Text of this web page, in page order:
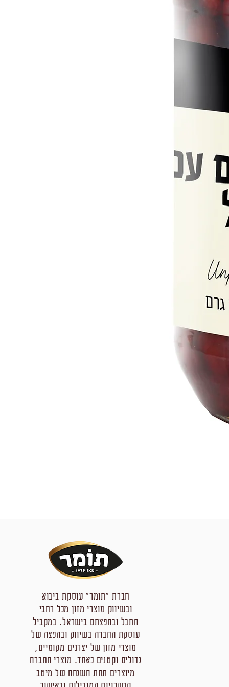
חברת "תומר" עוסקת ביבוא
ובשיווק מוצרי מזון מכל רחבי
התבל ובהפצתם בישראל. במקביל
עוסקת החברה בשיווק ובהפצה של
מוצרי מזון של יצרנים מקומיים,
גדולים וקטנים כאחד. מוצרי החברה
מיוצרים תחת השגחה של מיטב